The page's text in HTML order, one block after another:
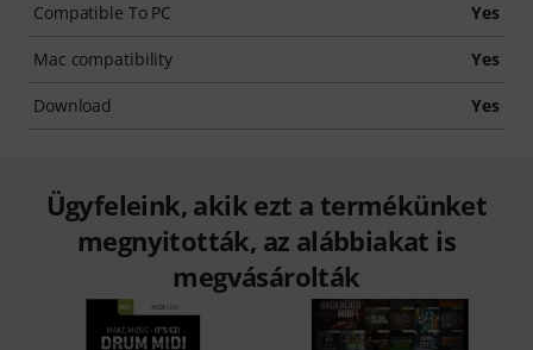
Compatible To PC Yes
Mac compatibility Yes
Download Yes
Ügyfeleink, akik ezt a termékünket
megnyitották, az alábbiakat is
megvásárolták